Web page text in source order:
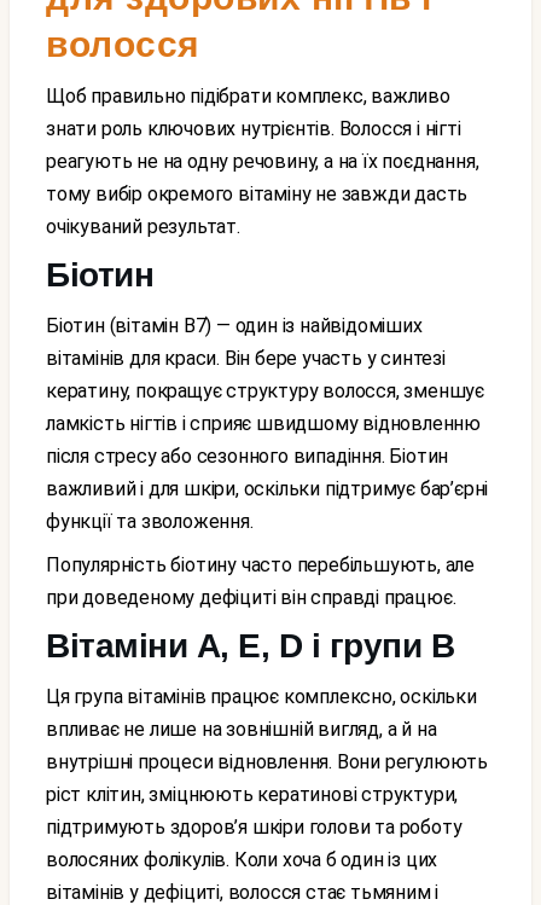
волосся
Щоб правильно підібрати комплекс, важливо
знати роль ключових нутрієнтів. Волосся і нігті
реагують не на одну речовину, а на їх поєднання,
тому вибір окремого вітаміну не завжди дасть
очікуваний результат.
Біотин
Біотин (вітамін B7) — один із найвідоміших
вітамінів для краси. Він бере участь у синтезі
кератину, покращує структуру волосся, зменшує
ламкість нігтів і сприяє швидшому відновленню
після стресу або сезонного випадіння. Біотин
важливий і для шкіри, оскільки підтримує бар’єрні
функції та зволоження.
Популярність біотину часто перебільшують, але
при доведеному дефіциті він справді працює.
Вітаміни A, E, D і групи B
Ця група вітамінів працює комплексно, оскільки
впливає не лише на зовнішній вигляд, а й на
внутрішні процеси відновлення. Вони регулюють
ріст клітин, зміцнюють кератинові структури,
підтримують здоров’я шкіри голови та роботу
волосяних фолікулів. Коли хоча б один із цих
вітамінів у дефіциті, волосся стає тьмяним і